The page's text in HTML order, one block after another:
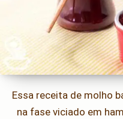
Essa receita de molho
na fase viciado em